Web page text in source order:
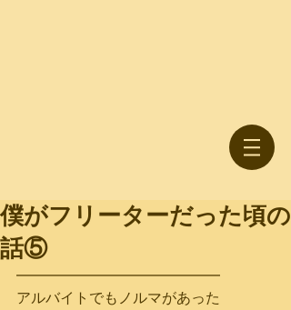
僕がフリーターだった頃の
話⑤
━━━━━━━━━━━━━━
アルバイトでもノルマがあった